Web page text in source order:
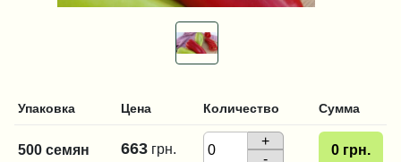
Упаковка Цена Количество Сумма
500 семян 663 грн.
+
-
0 грн.